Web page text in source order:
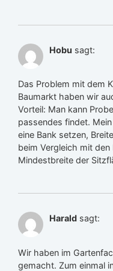
Hobu sagt:
Das Problem mit dem
Baumarkt haben wir
Vorteil: Man kann
passendes findet.
eine Bank setzen,
beim Vergleich mit den
Mindestbreite der
Harald sagt:
Wir haben im
gemacht. Zum einmal